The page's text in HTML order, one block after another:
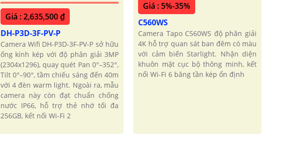
Giá : 2,635,500 ₫
DH-P3D-3F-PV-P
Camera Wifi DH-P3D-3F-PV-P sở hữu
ống kính kép với độ phân giải 3MP
(2304x1296), quay quét Pan 0°–352°,
Tilt 0°–90°, tầm chiếu sáng đến 40m
với 4 đèn warm light. Ngoài ra, mẫu
camera này còn đạt chuẩn chống
nước IP66, hỗ trợ thẻ nhớ tối đa
256GB, kết nối Wi-Fi 2
Giá : 5%-35%
C560WS
Camera Tapo C560WS độ phân giải
4K hỗ trợ quan sát ban đêm có màu
với cảm biến Starlight. Nhận diện
khuôn mặt cục bộ thông minh, kết
nối Wi-Fi 6 băng tần kép ổn định